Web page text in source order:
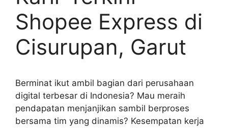
Shopee Express di
Cisurupan, Garut
Berminat ikut ambil bagian dari perusahaan
digital terbesar di Indonesia? Mau meraih
pendapatan menjanjikan sambil berproses
bersama tim yang dinamis? Kesempatan kerja